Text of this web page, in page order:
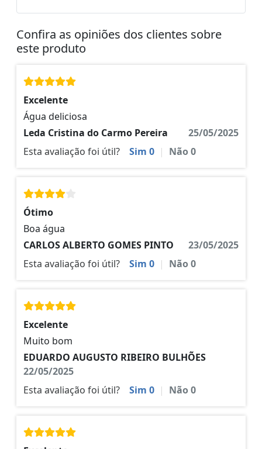
Confira as opiniões dos clientes sobre
este produto
Excelente
Água deliciosa
Leda Cristina do Carmo Pereira
25/05/2025
Esta avaliação foi útil?
Sim 0 | Não0
Ótimo
Boa água
CARLOS ALBERTO GOMES PINTO
23/05/2025
Esta avaliação foi útil?
Sim 0 | Não0
Excelente
Muito bom
EDUARDO AUGUSTO RIBEIRO BULHÕES
22/05/2025
Esta avaliação foi útil?
Sim 0 | Não0